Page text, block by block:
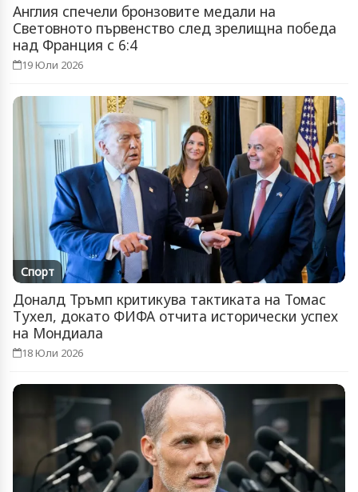
Англия спечели бронзовите медали на
Световното първенство след зрелищна победа
над Франция с 6:4
19 Юли 2026
Спорт
Доналд Тръмп критикува тактиката на Томас
Тухел, докато ФИФА отчита исторически успех
на Мондиала
18 Юли 2026